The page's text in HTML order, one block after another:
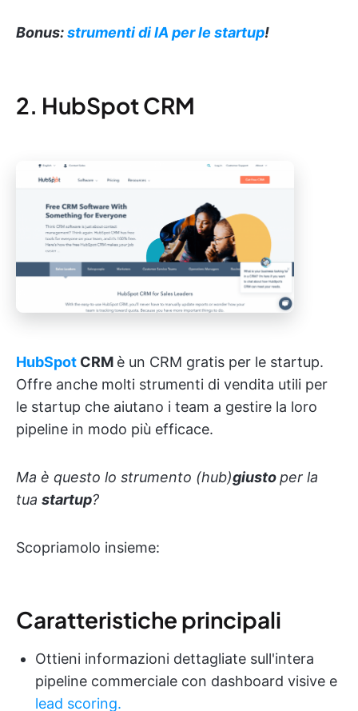
Bonus:strumenti di IA per le startup!
2. HubSpot CRM
HubSpot CRM è un CRM gratis per le startup.
Offre anche molti strumenti di vendita utili per
le startup che aiutano i team a gestire la loro
pipeline in modo più efficace.
Ma è questo lo strumento (hub)giustoper la
tua startup?
Scopriamolo insieme:
Caratteristiche principali
Ottieni informazioni dettagliate sull'intera
pipeline commerciale con dashboard visive e
lead scoring.